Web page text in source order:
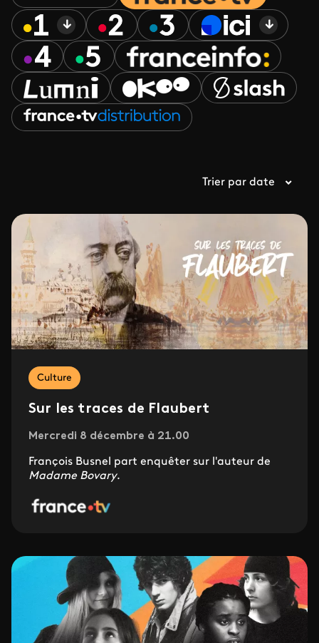
Trier par date
Culture
Sur les traces de Flaubert
Mercredi 8 décembre à 21.00
François Busnel part enquêter sur l'auteur de
Madame Bovary.